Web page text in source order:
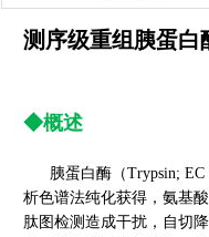
测序级重组胰蛋
◆概述
胰蛋白酶（Trypsin;
析色谱法纯化获得，氨基
肽图检测造成干扰，自切